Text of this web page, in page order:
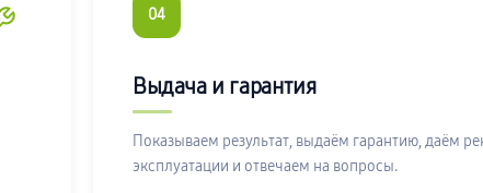
04
Выдача и гарантия
Показываем результат, выдаём гарантию, даём
эксплуатации и отвечаем на вопросы.